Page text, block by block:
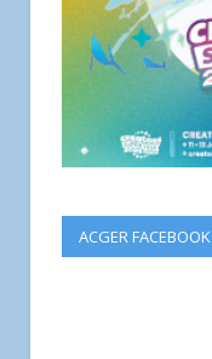
ACGER FACEBOOK